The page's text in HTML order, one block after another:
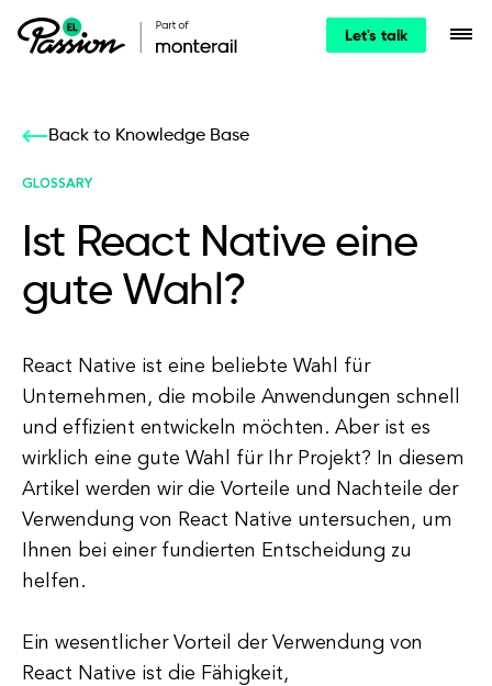
Let's talk
Back to Knowledge Base
GLOSSARY
Ist React Native eine
gute Wahl?
React Native ist eine beliebte Wahl für
Unternehmen, die mobile Anwendungen schnell
und effizient entwickeln möchten. Aber ist es
wirklich eine gute Wahl für Ihr Projekt? In diesem
Artikel werden wir die Vorteile und Nachteile der
Verwendung von React Native untersuchen, um
Ihnen bei einer fundierten Entscheidung zu
helfen.
Ein wesentlicher Vorteil der Verwendung von
React Native ist die Fähigkeit,